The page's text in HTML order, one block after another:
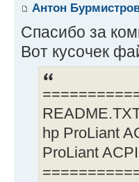
Антон
Спасибо за
Вот кусочек
hp ProLiant
ProLiant